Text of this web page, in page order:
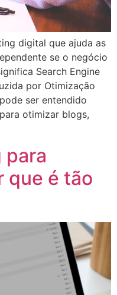
digital que ajuda as
se o negócio
Search Engine
por Otimização
ser entendido
otimizar blogs,
para
que é tão